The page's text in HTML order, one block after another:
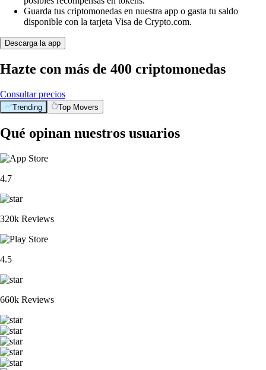
Guarda tus criptomonedas en nuestra app o gasta tu saldo
disponible con la tarjeta Visa de Crypto.com.
Descarga la app
Hazte con más de 400 criptomonedas
Consultar precios
Trending Top Movers
Qué opinan nuestros usuarios
4.7
320k Reviews
4.5
660k Reviews